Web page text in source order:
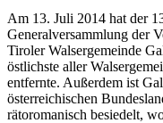
Am 13. Juli 2014 hat der
Generalversammlung der
Tiroler Walsergemeinde
östlichste aller
entfernte. Außerdem ist
österreichischen
rätoromanisch besiedelt,